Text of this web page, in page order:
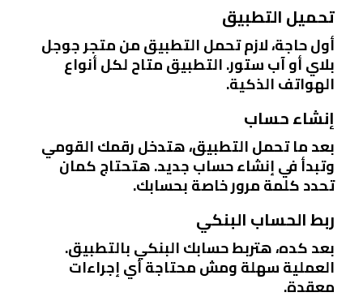
تحميل التطبيق
أول حاجة، لازم تحمل التطبيق من متجر جوجل
بلاي أو آب ستور. التطبيق متاح لكل أنواع
الهواتف الذكية.
إنشاء حساب
بعد ما تحمل التطبيق، هتدخل رقمك القومي
وتبدأ في إنشاء حساب جديد. هتحتاج كمان
تحدد كلمة مرور خاصة بحسابك.
ربط الحساب البنكي
بعد كده، هتربط حسابك البنكي بالتطبيق.
العملية سهلة ومش محتاجة أي إجراءات
معقدة.